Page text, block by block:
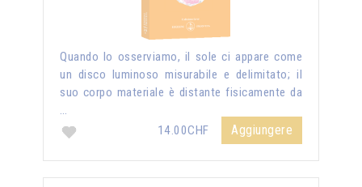
Quando lo osserviamo, il sole ci appare come
un disco luminoso misurabile e delimitato; il
suo corpo materiale è distante fisicamente da
…
14.00CHF
Aggiungere